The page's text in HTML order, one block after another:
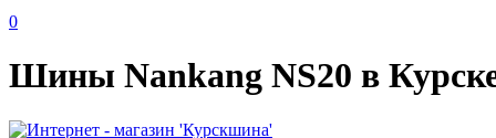
0
Шины Nankang NS20 в